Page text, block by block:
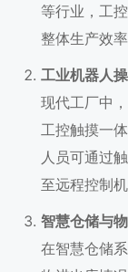
等行业，工
整体生产效率
工业机器人
现代工厂中
工控触摸一
人员可通过
至远程控制
智慧仓储与
在智慧仓储